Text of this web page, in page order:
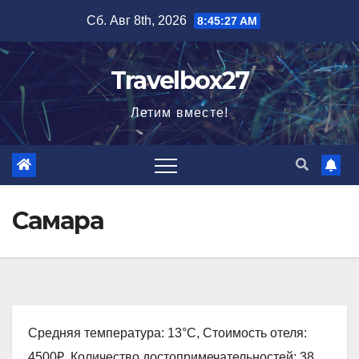
содержимому
Сб. Авг 8th, 2026 8:45:27 AM
Travelbox27
Летим вместе!
Самара
Средняя температура: 13°C, Стоимость отеля: